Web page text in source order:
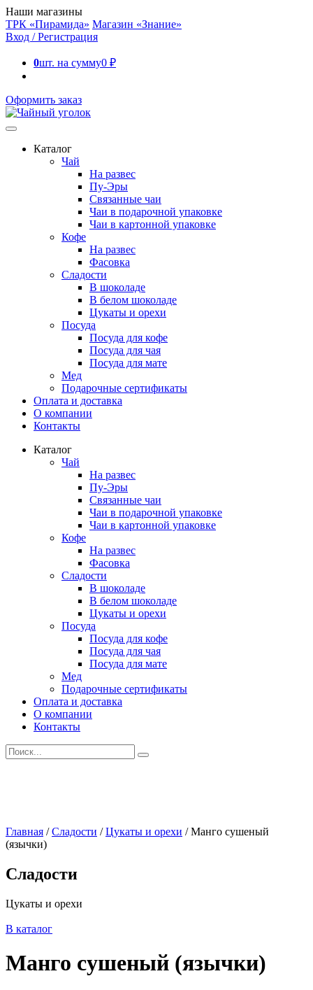
Наши магазины
ТРК «Пирамида» Магазин «Знание»
Вход / Регистрация
0шт. на сумму0 ₽
Оформить заказ
Каталог
Чай
На развес
Пу-Эры
Связанные чаи
Чаи в подарочной упаковке
Чаи в картонной упаковке
Кофе
На развес
Фасовка
Сладости
В шоколаде
В белом шоколаде
Цукаты и орехи
Посуда
Посуда для кофе
Посуда для чая
Посуда для мате
Мед
Подарочные сертификаты
Оплата и доставка
О компании
Контакты
Каталог
Чай
На развес
Пу-Эры
Связанные чаи
Чаи в подарочной упаковке
Чаи в картонной упаковке
Кофе
На развес
Фасовка
Сладости
В шоколаде
В белом шоколаде
Цукаты и орехи
Посуда
Посуда для кофе
Посуда для чая
Посуда для мате
Мед
Подарочные сертификаты
Оплата и доставка
О компании
Контакты
Искать:
Главная /Сладости /Цукаты и орехи /Манго сушеный
(язычки)
Сладости
Цукаты и орехи
В каталог
Манго сушеный (язычки)